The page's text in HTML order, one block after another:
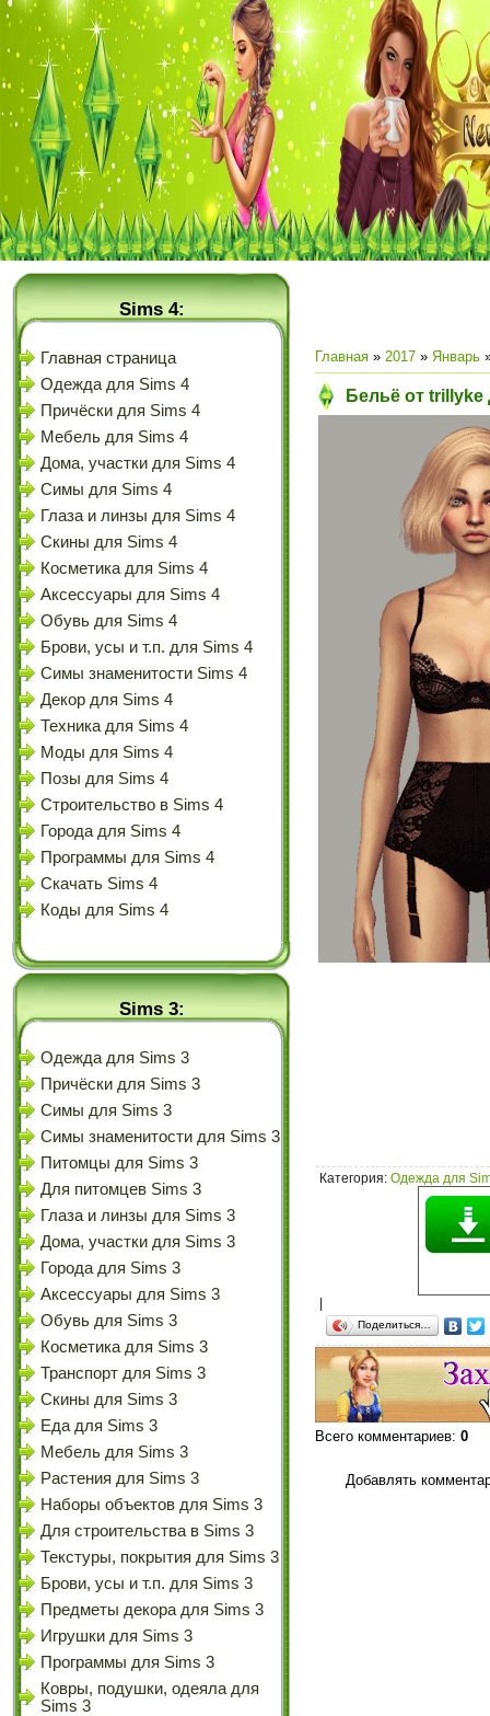
Sims 4:
Главная страница
Одежда для Sims 4
Причёски для Sims 4
Мебель для Sims 4
Дома, участки для Sims 4
Симы для Sims 4
Глаза и линзы для Sims 4
Скины для Sims 4
Косметика для Sims 4
Аксессуары для Sims 4
Обувь для Sims 4
Брови, усы и т.п. для Sims 4
Симы знаменитости Sims 4
Декор для Sims 4
Техника для Sims 4
Моды для Sims 4
Позы для Sims 4
Строительство в Sims 4
Города для Sims 4
Программы для Sims 4
Скачать Sims 4
Коды для Sims 4
Sims 3:
Одежда для Sims 3
Причёски для Sims 3
Симы для Sims 3
Симы знаменитости для Sims 3
Питомцы для Sims 3
Для питомцев Sims 3
Глаза и линзы для Sims 3
Дома, участки для Sims 3
Города для Sims 3
Аксессуары для Sims 3
Обувь для Sims 3
Косметика для Sims 3
Транспорт для Sims 3
Скины для Sims 3
Еда для Sims 3
Мебель для Sims 3
Растения для Sims 3
Наборы объектов для Sims 3
Для строительства в Sims 3
Текстуры, покрытия для Sims 3
Брови, усы и т.п. для Sims 3
Предметы декора для Sims 3
Игрушки для Sims 3
Программы для Sims 3
Ковры, подушки, одеяла для
Sims 3
Главная » 2017 » Январь
Бельё от trillyke
Категория: Одежда для
Поделиться…
Всего комментариев: 0
Добавлять